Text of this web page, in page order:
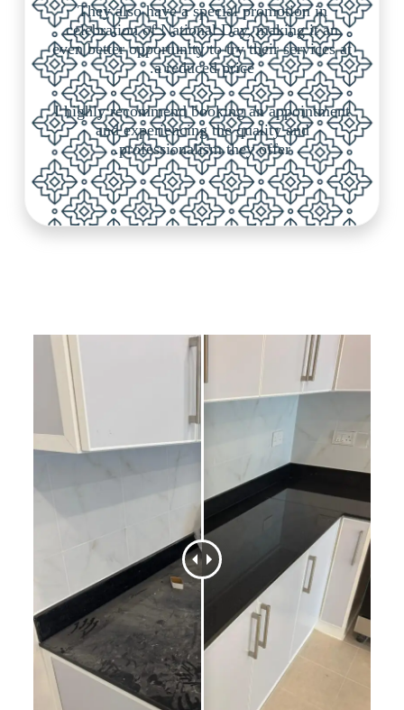
They also have a special promotion in
celebration of National Day, making it an
even better opportunity to try their services at
a reduced price.
I highly recommend booking an appointment
and experiencing the quality and
professionalism they offer.